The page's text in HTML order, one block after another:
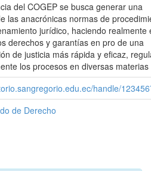
del COGEP se busca generar una
las anacrónicas normas de
jurídico, haciendo realmente
derechos y garantías en pro de una
de justicia más rápida y eficaz,
los procesos en diversas materias
handle/
de Derecho